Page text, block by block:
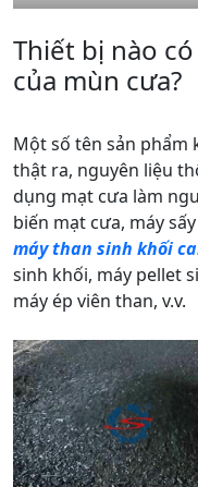
Thiết bị nào
của mùn cưa?
Một số tên sản phẩm
thật ra, nguyên liệu
dụng mạt cưa làm
biến mạt cưa, máy
máy than sinh khối
sinh khối, máy pellet
máy ép viên than, v.v.